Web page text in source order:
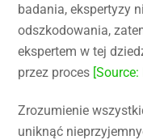
badania, ekspertyzy
odszkodowania,
ekspertem w tej
przez proces
Zrozumienie
uniknąć